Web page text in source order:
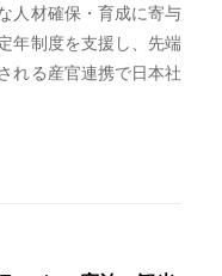
人材確保・育成に寄与
年制度を支援し、先端
れる産官連携で日本社